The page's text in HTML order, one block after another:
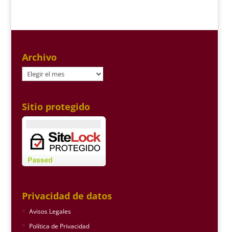
Archivo
Archivo
Sitio protegido
Privacidad de datos
Avisos Legales
Política de Privacidad